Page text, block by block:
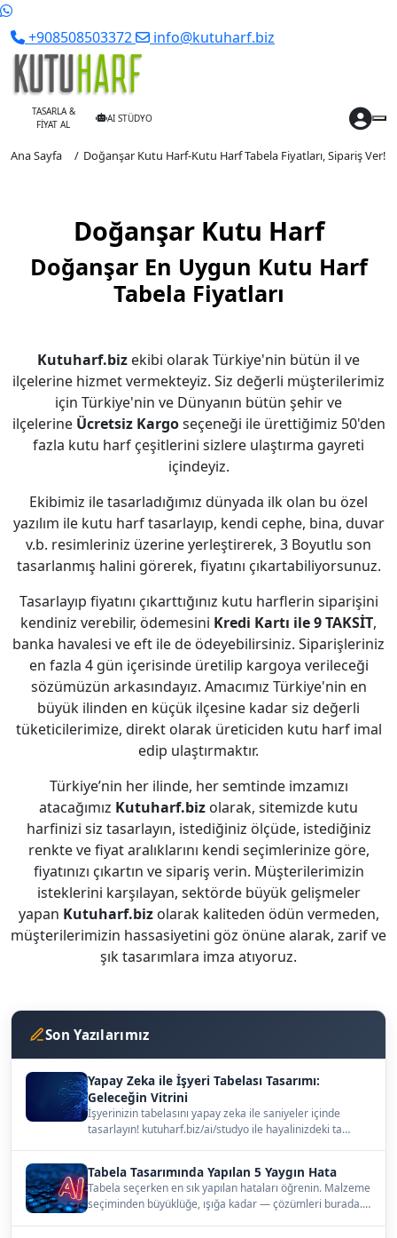
+908508503372 info@kutuharf.biz
TASARLA &
FİYAT AL
AI STÜDYO
Ana Sayfa Doğanşar Kutu Harf-Kutu Harf Tabela Fiyatları, Sipariş Ver!
Doğanşar Kutu Harf
Doğanşar En Uygun Kutu Harf
Tabela Fiyatları
Kutuharf.biz ekibi olarak Türkiye'nin bütün il ve
ilçelerine hizmet vermekteyiz. Siz değerli müşterilerimiz
için Türkiye'nin ve Dünyanın bütün şehir ve
ilçelerine Ücretsiz Kargoseçeneği ile ürettiğimiz 50'den
fazla kutu harf çeşitlerini sizlere ulaştırma gayreti
içindeyiz.
Ekibimiz ile tasarladığımız dünyada ilk olan bu özel
yazılım ile kutu harf tasarlayıp, kendi cephe, bina, duvar
v.b. resimleriniz üzerine yerleştirerek, 3 Boyutlu son
tasarlanmış halini görerek, fiyatını çıkartabiliyorsunuz.
Tasarlayıp fiyatını çıkarttığınız kutu harflerin siparişini
kendiniz verebilir, ödemesini Kredi Kartı ile 9 TAKSİT,
banka havalesi ve eft ile de ödeyebilirsiniz. Siparişleriniz
en fazla 4 gün içerisinde üretilip kargoya verileceği
sözümüzün arkasındayız. Amacımız Türkiye'nin en
büyük ilinden en küçük ilçesine kadar siz değerli
tüketicilerimize, direkt olarak üreticiden kutu harf imal
edip ulaştırmaktır.
Türkiye’nin her ilinde, her semtinde imzamızı
atacağımız Kutuharf.biz olarak, sitemizde kutu
harfinizi siz tasarlayın, istediğiniz ölçüde, istediğiniz
renkte ve fiyat aralıklarını kendi seçimlerinize göre,
fiyatınızı çıkartın ve sipariş verin. Müşterilerimizin
isteklerini karşılayan, sektörde büyük gelişmeler
yapan Kutuharf.biz olarak kaliteden ödün vermeden,
müşterilerimizin hassasiyetini göz önüne alarak, zarif ve
şık tasarımlara imza atıyoruz.
Son Yazılarımız
Yapay Zeka ile İşyeri Tabelası Tasarımı:
Geleceğin Vitrini
İşyerinizin tabelasını yapay zeka ile saniyeler içinde
tasarlayın! kutuharf.biz/ai/studyo ile hayalinizdeki ta…
Tabela Tasarımında Yapılan 5 Yaygın Hata
Tabela seçerken en sık yapılan hataları öğrenin. Malzeme
seçiminden büyüklüğe, ışığa kadar — çözümleri burada.…